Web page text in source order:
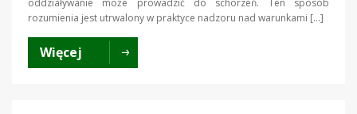
oddziaływanie może prowadzić do schorzeń. Ten sposób
rozumienia jest utrwalony w praktyce nadzoru nad warunkami […]
Więcej